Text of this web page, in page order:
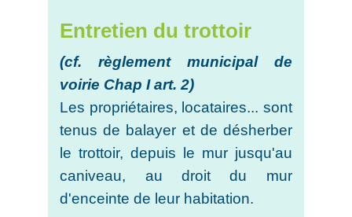
Entretien du trottoir
(cf. règlement municipal de
voirie Chap I art. 2)
Les propriétaires, locataires... sont
tenus de balayer et de désherber
le trottoir, depuis le mur jusqu'au
caniveau, au droit du mur
d'enceinte de leur habitation.